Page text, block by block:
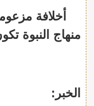
أخلافة
منهاج النبوة
الخبر: